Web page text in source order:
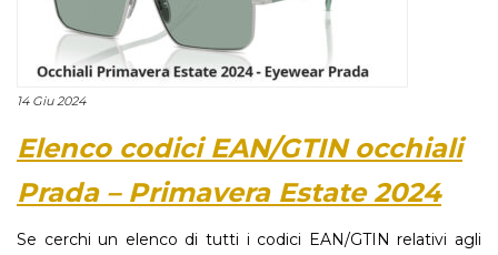
14 Giu 2024
Elenco codici EAN/GTIN occhiali
Prada – Primavera Estate 2024
Se cerchi un elenco di tutti i codici EAN/GTIN relativi agli